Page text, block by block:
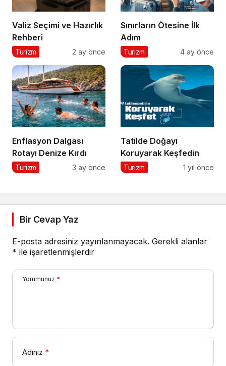
Valiz Seçimi ve Hazırlık
Rehberi
Turizm 2 ay önce
Sınırların Ötesine İlk
Adım
Turizm 4 ay önce
Enflasyon Dalgası
Rotayı Denize Kırdı
Turizm 3 ay önce
Tatilde Doğayı
Koruyarak Keşfedin
Turizm 1 yıl önce
Bir Cevap Yaz
E-posta adresiniz yayınlanmayacak. Gerekli alanlar
* ile işaretlenmişlerdir
Yorumunuz *
Adınız *